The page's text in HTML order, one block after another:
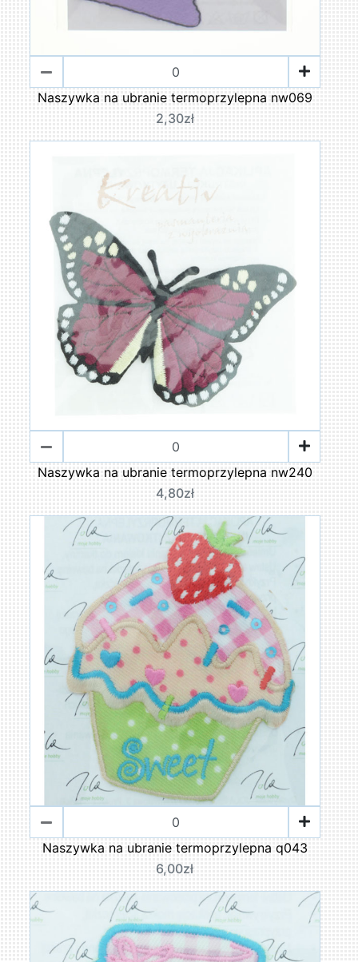
Naszywka na ubranie termoprzylepna nw069
2,30zł
Naszywka na ubranie termoprzylepna nw240
4,80zł
Naszywka na ubranie termoprzylepna q043
6,00zł